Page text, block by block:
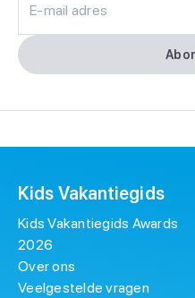
E-mail adres
Kids Vakantiegids
Kids Vakantiegids Awards
2026
Over ons
Veelgestelde vragen